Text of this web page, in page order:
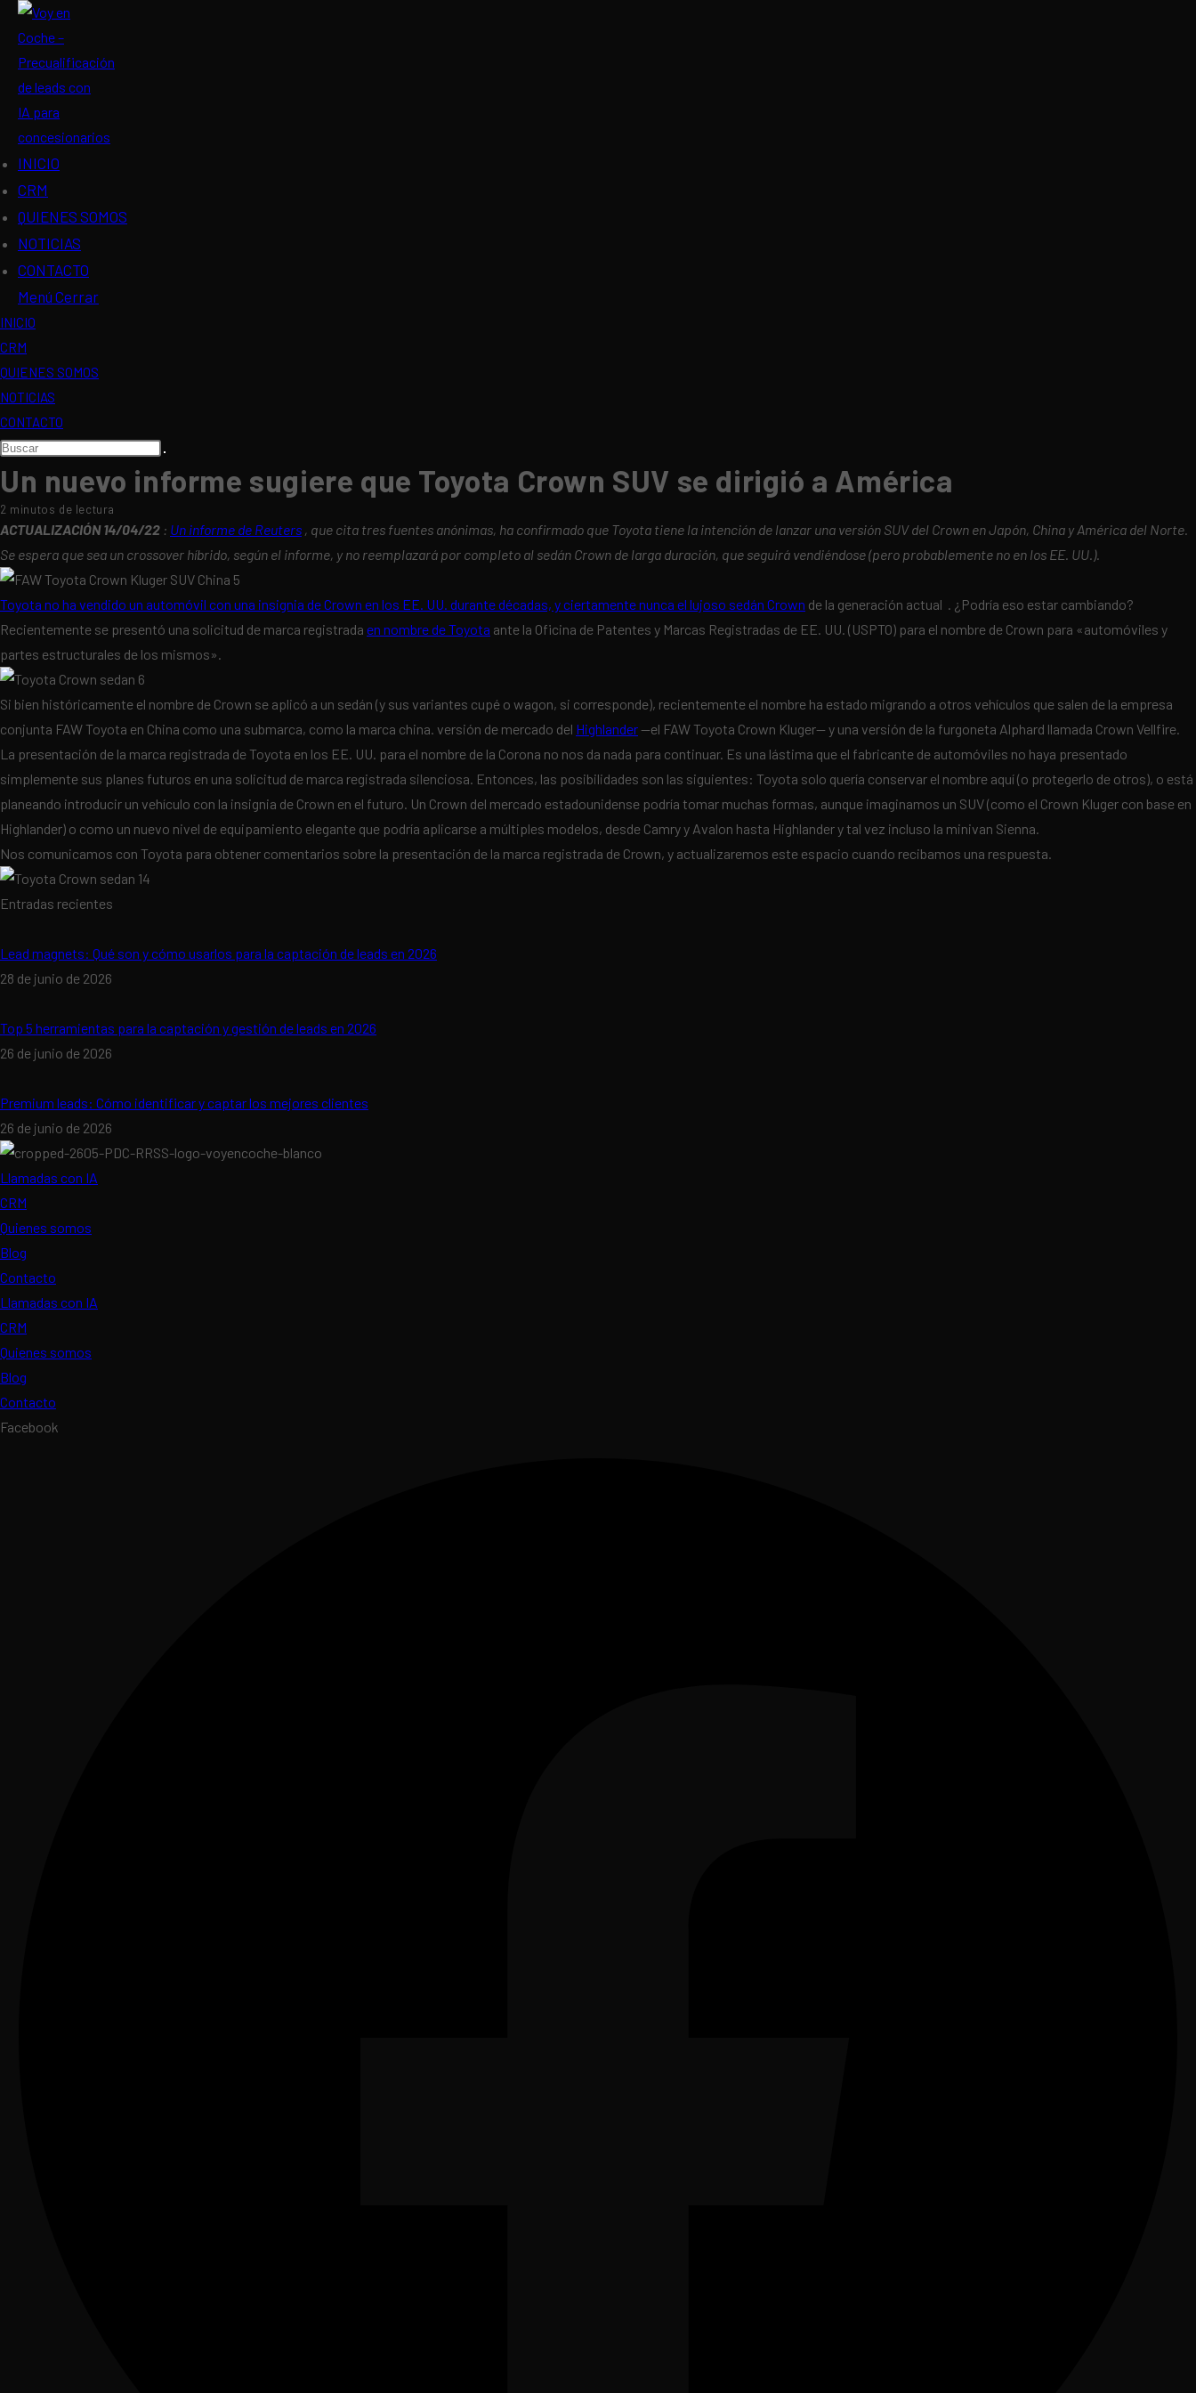
contenido
INICIO
CRM
QUIENES SOMOS
NOTICIAS
CONTACTO
Menú Cerrar
INICIO
CRM
QUIENES SOMOS
NOTICIAS
CONTACTO
Buscar
en
esta
Un nuevo informe sugiere que Toyota Crown SUV se dirigió a América
2 minutos de lectura
ACTUALIZACIÓN 14/04/22 : Un informe de Reuters , que cita tres fuentes anónimas, ha confirmado que Toyota tiene la intención de lanzar una versión SUV del Crown en Japón, China y América del Norte.
Se espera que sea un crossover híbrido, según el informe, y no reemplazará por completo al sedán Crown de larga duración, que seguirá vendiéndose (pero probablemente no en los EE. UU.).
Toyota no ha vendido un automóvil con una insignia de Crown en los EE. UU. durante décadas, y ciertamente nunca el lujoso sedán Crown de la generación actual . ¿Podría eso estar cambiando?
Recientemente se presentó una solicitud de marca registrada en nombre de Toyota ante la Oficina de Patentes y Marcas Registradas de EE. UU. (USPTO) para el nombre de Crown para «automóviles y
partes estructurales de los mismos».
Si bien históricamente el nombre de Crown se aplicó a un sedán (y sus variantes cupé o wagon, si corresponde), recientemente el nombre ha estado migrando a otros vehículos que salen de la empresa
conjunta FAW Toyota en China como una submarca, como la marca china. versión de mercado del Highlander—el FAW Toyota Crown Kluger— y una versión de la furgoneta Alphard llamada Crown Vellfire.
La presentación de la marca registrada de Toyota en los EE. UU. para el nombre de la Corona no nos da nada para continuar. Es una lástima que el fabricante de automóviles no haya presentado
simplemente sus planes futuros en una solicitud de marca registrada silenciosa. Entonces, las posibilidades son las siguientes: Toyota solo quería conservar el nombre aquí (o protegerlo de otros), o está
planeando introducir un vehículo con la insignia de Crown en el futuro. Un Crown del mercado estadounidense podría tomar muchas formas, aunque imaginamos un SUV (como el Crown Kluger con base en
Highlander) o como un nuevo nivel de equipamiento elegante que podría aplicarse a múltiples modelos, desde Camry y Avalon hasta Highlander y tal vez incluso la minivan Sienna.
Nos comunicamos con Toyota para obtener comentarios sobre la presentación de la marca registrada de Crown, y actualizaremos este espacio cuando recibamos una respuesta.
Entradas recientes
Lead magnets: Qué son y cómo usarlos para la captación de leads en 2026
28 de junio de 2026
Top 5 herramientas para la captación y gestión de leads en 2026
26 de junio de 2026
Premium leads: Cómo identificar y captar los mejores clientes
26 de junio de 2026
Llamadas con IA
CRM
Quienes somos
Blog
Contacto
Llamadas con IA
CRM
Quienes somos
Blog
Contacto
Facebook